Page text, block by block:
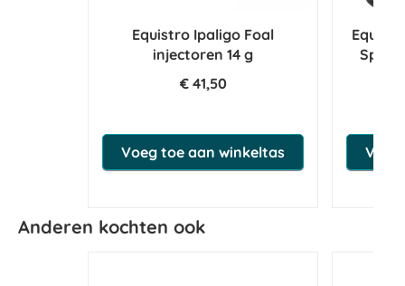
Equistro Ipaligo Foal
injectoren 14 g
€ 41,50
Voeg toe aan winkeltas
Anderen kochten ook